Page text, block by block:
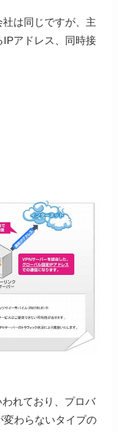
社は同じですが、主
アドレス、同時接
れており、プロバ
わらないタイプの